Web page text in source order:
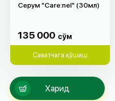
Харид
Серум "Care:nel" (30мл)
135 000 cўм
Саватчага қўшиш